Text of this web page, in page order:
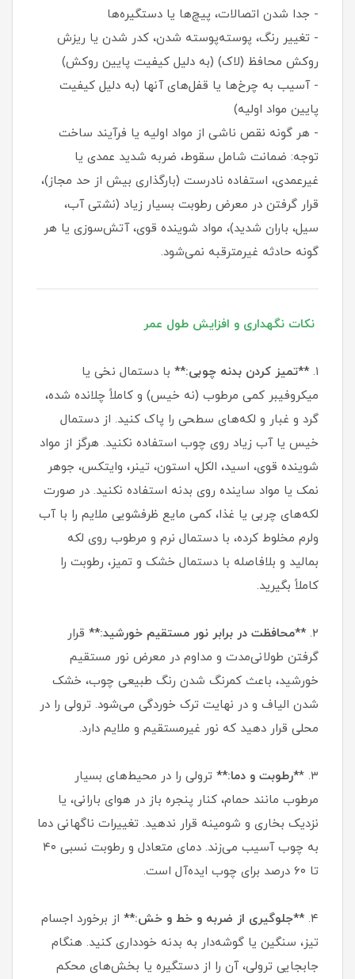
- جدا شدن اتصالات، پیچ‌ها یا دستگیره‌ها
- تغییر رنگ، پوسته‌پوسته شدن، کدر شدن یا ریزش
روکش محافظ (لاک) (به دلیل کیفیت پایین روکش)
- آسیب به چرخ‌ها یا قفل‌های آنها (به دلیل کیفیت
پایین مواد اولیه)
- هر گونه نقص ناشی از مواد اولیه یا فرآیند ساخت
توجه: ضمانت شامل سقوط، ضربه شدید عمدی یا
غیرعمدی، استفاده نادرست (بارگذاری بیش از حد مجاز)،
قرار گرفتن در معرض رطوبت بسیار زیاد (نشتی آب،
سیل، باران شدید)، مواد شوینده قوی، آتش‌سوزی یا هر
گونه حادثه غیرمترقبه نمی‌شود.
نکات نگهداری و افزایش طول عمر
۱. **تمیز کردن بدنه چوبی:** با دستمال نخی یا
میکروفیبر کمی مرطوب (نه خیس) و کاملاً چلانده شده،
گرد و غبار و لکه‌های سطحی را پاک کنید. از دستمال
خیس یا آب زیاد روی چوب استفاده نکنید. هرگز از مواد
شوینده قوی، اسید، الکل، استون، تینر، وایتکس، جوهر
نمک یا مواد ساینده روی بدنه استفاده نکنید. در صورت
لکه‌های چربی یا غذا، کمی مایع ظرفشویی ملایم را با آب
ولرم مخلوط کرده، با دستمال نرم و مرطوب روی لکه
بمالید و بلافاصله با دستمال خشک و تمیز، رطوبت را
کاملاً بگیرید.
۲. **محافظت در برابر نور مستقیم خورشید:** قرار
گرفتن طولانی‌مدت و مداوم در معرض نور مستقیم
خورشید، باعث کمرنگ شدن رنگ طبیعی چوب، خشک
شدن الیاف و در نهایت ترک خوردگی می‌شود. ترولی را در
محلی قرار دهید که نور غیرمستقیم و ملایم دارد.
۳. * *رطوبت و دما:** ترولی را در محیط‌های بسیار
مرطوب مانند حمام، کنار پنجره باز در هوای بارانی، یا
نزدیک بخاری و شومینه قرار ندهید. تغییرات ناگهانی دما
به چوب آسیب می‌زند. دمای متعادل و رطوبت نسبی ۴۰
تا ۶۰ درصد برای چوب ایده‌آل است.
۴. **جلوگیری از ضربه و خط و خش:** از برخورد اجسام
تیز، سنگین یا گوشه‌دار به بدنه خودداری کنید. هنگام
جابجایی ترولی، آن را از دستگیره یا بخش‌های محکم